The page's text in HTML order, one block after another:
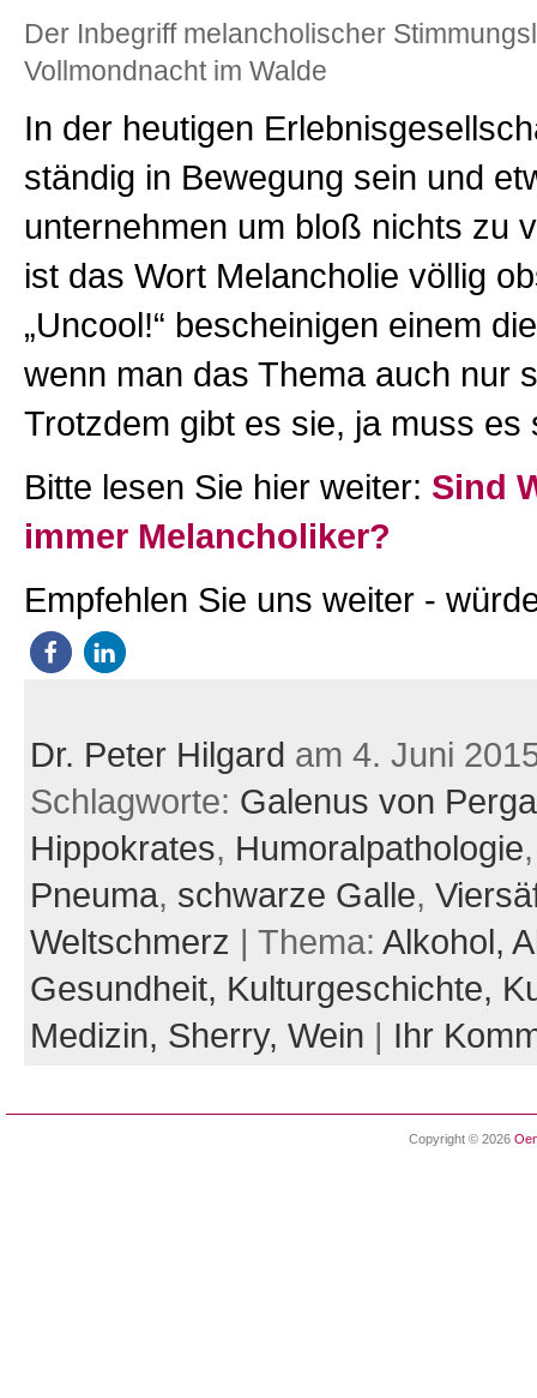
Der Inbegriff melancholischer
Vollmondnacht im Walde
In der heutigen
ständig in Bewegung sein und
unternehmen um bloß nichts zu
ist das Wort Melancholie völlig
„Uncool!“ bescheinigen einem
wenn man das Thema auch nur
Trotzdem gibt es sie, ja muss es
Bitte lesen Sie hier weiter: Sind
immer Melancholiker?
Empfehlen Sie uns weiter -
Dr. Peter Hilgard am 4. Juni
Schlagworte: Galenus von
Hippokrates, Humoralpathologie
Pneuma, schwarze Galle,
Weltschmerz | Thema: Alkohol,
Gesundheit, Kulturgeschichte,
Medizin, Sherry, Wein | Ihr
Copyright © 2026